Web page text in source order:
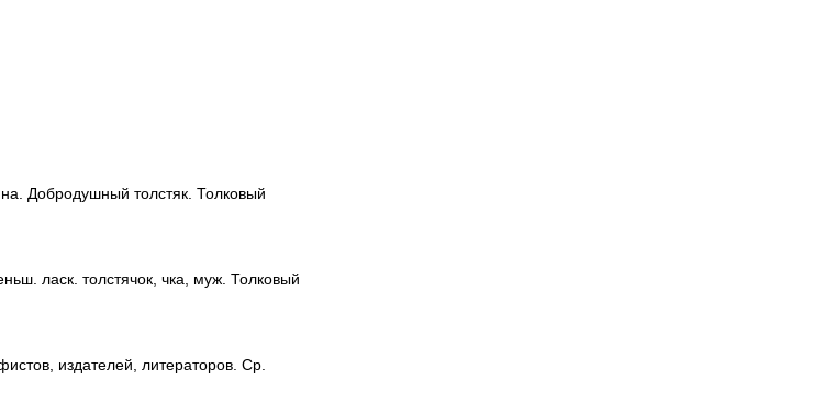
Добродушный толстяк. Толковый
ласк. толстячок, чка, муж. Толковый
издателей, литераторов. Ср.